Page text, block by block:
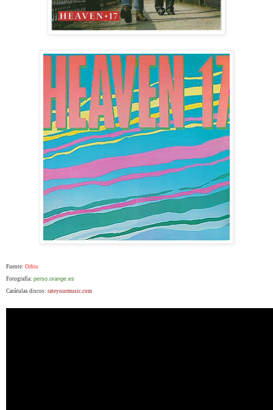
Fuente: Orbis
Fotografía: perso.orange.es
Carátulas discos: rateyourmusic.com